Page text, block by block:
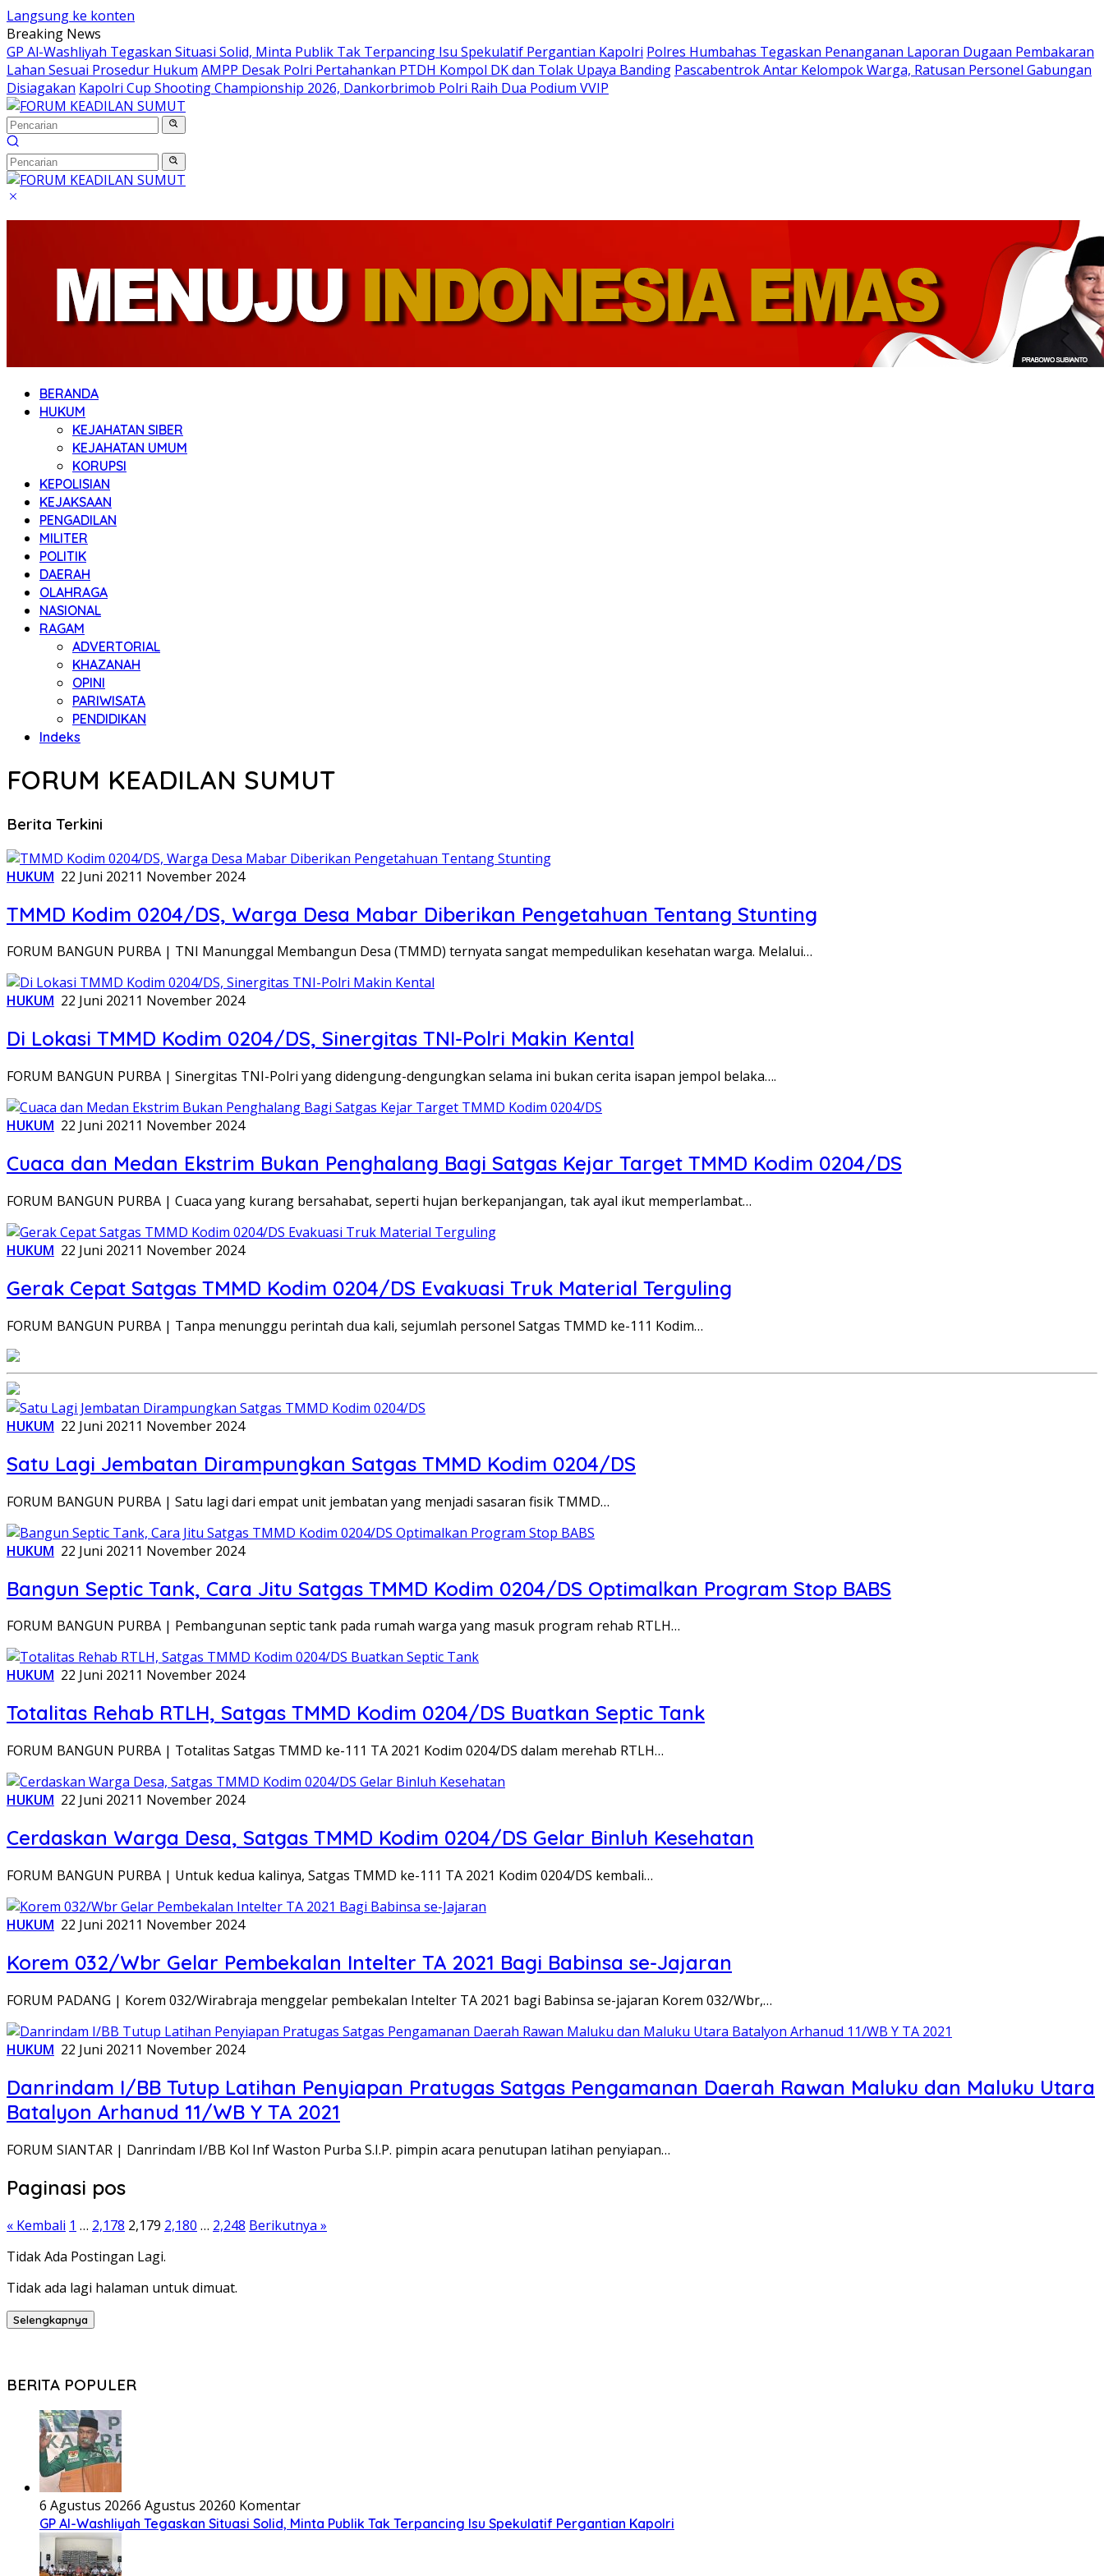
Langsung ke konten
Breaking News
GP Al-Washliyah Tegaskan Situasi Solid, Minta Publik Tak Terpancing Isu Spekulatif Pergantian Kapolri Polres Humbahas Tegaskan Penanganan Laporan Dugaan Pembakaran
Lahan Sesuai Prosedur Hukum AMPP Desak Polri Pertahankan PTDH Kompol DK dan Tolak Upaya Banding Pascabentrok Antar Kelompok Warga, Ratusan Personel Gabungan
Disiagakan Kapolri Cup Shooting Championship 2026, Dankorbrimob Polri Raih Dua Podium VVIP
BERANDA
HUKUM
KEJAHATAN SIBER
KEJAHATAN UMUM
KORUPSI
KEPOLISIAN
KEJAKSAAN
PENGADILAN
MILITER
POLITIK
DAERAH
OLAHRAGA
NASIONAL
RAGAM
ADVERTORIAL
KHAZANAH
OPINI
PARIWISATA
PENDIDIKAN
Indeks
FORUM KEADILAN SUMUT
Berita Terkini
HUKUM 22 Juni 2021 1 November 2024
TMMD Kodim 0204/DS, Warga Desa Mabar Diberikan Pengetahuan Tentang Stunting
FORUM BANGUN PURBA | TNI Manunggal Membangun Desa (TMMD) ternyata sangat mempedulikan kesehatan warga. Melalui…
HUKUM 22 Juni 2021 1 November 2024
Di Lokasi TMMD Kodim 0204/DS, Sinergitas TNI-Polri Makin Kental
FORUM BANGUN PURBA | Sinergitas TNI-Polri yang didengung-dengungkan selama ini bukan cerita isapan jempol belaka….
HUKUM 22 Juni 2021 1 November 2024
Cuaca dan Medan Ekstrim Bukan Penghalang Bagi Satgas Kejar Target TMMD Kodim 0204/DS
FORUM BANGUN PURBA | Cuaca yang kurang bersahabat, seperti hujan berkepanjangan, tak ayal ikut memperlambat…
HUKUM 22 Juni 2021 1 November 2024
Gerak Cepat Satgas TMMD Kodim 0204/DS Evakuasi Truk Material Terguling
FORUM BANGUN PURBA | Tanpa menunggu perintah dua kali, sejumlah personel Satgas TMMD ke-111 Kodim…
HUKUM 22 Juni 2021 1 November 2024
Satu Lagi Jembatan Dirampungkan Satgas TMMD Kodim 0204/DS
FORUM BANGUN PURBA | Satu lagi dari empat unit jembatan yang menjadi sasaran fisik TMMD…
HUKUM 22 Juni 2021 1 November 2024
Bangun Septic Tank, Cara Jitu Satgas TMMD Kodim 0204/DS Optimalkan Program Stop BABS
FORUM BANGUN PURBA | Pembangunan septic tank pada rumah warga yang masuk program rehab RTLH…
HUKUM 22 Juni 2021 1 November 2024
Totalitas Rehab RTLH, Satgas TMMD Kodim 0204/DS Buatkan Septic Tank
FORUM BANGUN PURBA | Totalitas Satgas TMMD ke-111 TA 2021 Kodim 0204/DS dalam merehab RTLH…
HUKUM 22 Juni 2021 1 November 2024
Cerdaskan Warga Desa, Satgas TMMD Kodim 0204/DS Gelar Binluh Kesehatan
FORUM BANGUN PURBA | Untuk kedua kalinya, Satgas TMMD ke-111 TA 2021 Kodim 0204/DS kembali…
HUKUM 22 Juni 2021 1 November 2024
Korem 032/Wbr Gelar Pembekalan Intelter TA 2021 Bagi Babinsa se-Jajaran
FORUM PADANG | Korem 032/Wirabraja menggelar pembekalan Intelter TA 2021 bagi Babinsa se-jajaran Korem 032/Wbr,…
HUKUM 22 Juni 2021 1 November 2024
Danrindam I/BB Tutup Latihan Penyiapan Pratugas Satgas Pengamanan Daerah Rawan Maluku dan Maluku Utara
Batalyon Arhanud 11/WB Y TA 2021
FORUM SIANTAR | Danrindam I/BB Kol Inf Waston Purba S.I.P. pimpin acara penutupan latihan penyiapan…
Paginasi pos
« Kembali 1 … 2,178 2,179 2,180 … 2,248 Berikutnya »
Tidak Ada Postingan Lagi.
Tidak ada lagi halaman untuk dimuat.
Selengkapnya
BERITA POPULER
6 Agustus 20266 Agustus 20260 Komentar
GP Al-Washliyah Tegaskan Situasi Solid, Minta Publik Tak Terpancing Isu Spekulatif Pergantian Kapolri